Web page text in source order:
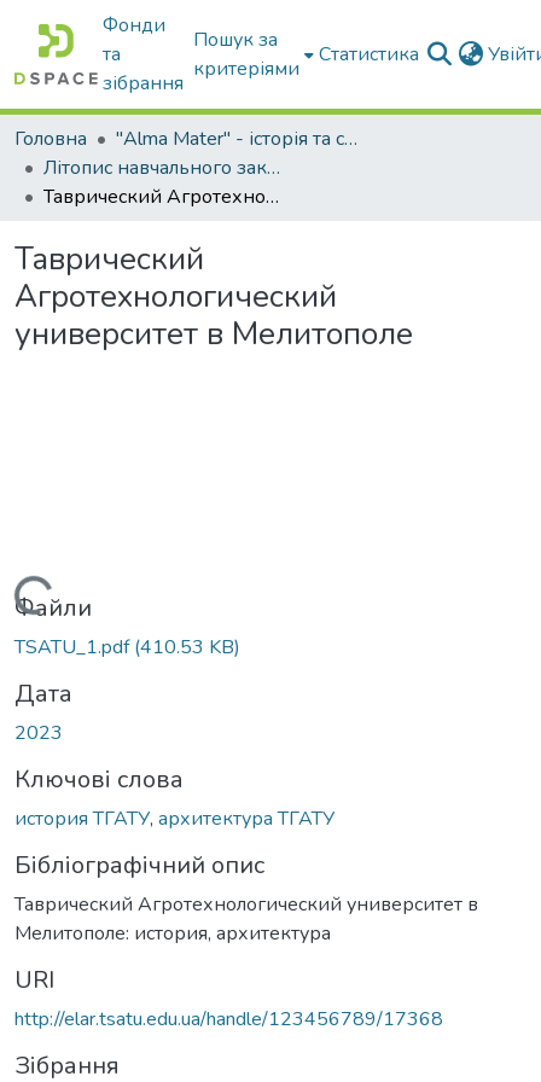
Фонди
та
зібрання
Пошук за
критеріями
Статистика
Головна
"Alma Mater" - історія та сьогодення Університету
Літопис навчального закладу: МІМСГ-ТДАТА-ТДАТУ
Таврический Агротехнологический университет в Мелитополе
Таврический
Агротехнологический
университет в Мелитополе
Вантажиться...
Файли
TSATU_1.pdf(410.53 KB)
Дата
2023
Ключові слова
история ТГАТУ, архитектура ТГАТУ
Бібліографічний опис
Таврический Агротехнологический университет в
Мелитополе: история, архитектура
URI
http://elar.tsatu.edu.ua/handle/123456789/17368
Зібрання